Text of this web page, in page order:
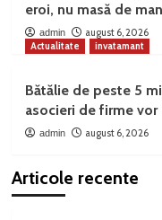
eroi, nu masă de
admin
august 6, 2026
Actualitate
invatamant
Bătălie de peste 5
asocieri de firme vor
admin august 6, 2026
Articole recente